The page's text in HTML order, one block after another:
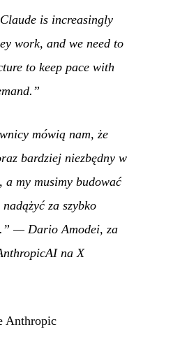
is increasingly
work, and we need to
to keep pace with
mówią nam, że
bardziej niezbędny w
a my musimy budować
za szybko
— Dario Amodei, za
na X
Anthropic